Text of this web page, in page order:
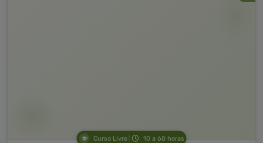
Curso Livre 10 a 60 horas